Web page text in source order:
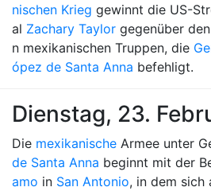
nischen Krieg gewinnt die US-
al Zachary Taylor gegenüber
n mexikanischen Truppen, die
ópez de Santa Anna befehligt.
Dienstag, 23.
Die mexikanische Armee unter
de Santa Anna beginnt mit der
amo in San Antonio, in dem sich